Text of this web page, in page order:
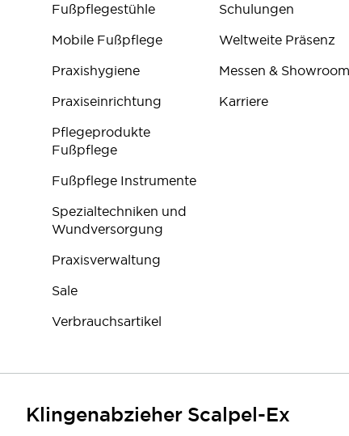
Klingenabzieher Scalpel-Ex
Fußpflegestühle
Mobile Fußpflege
Praxishygiene
Praxiseinrichtung
Pflegeprodukte
Fußpflege
Fußpflege Instrumente
Spezialtechniken und
Wundversorgung
Praxisverwaltung
Sale
Verbrauchsartikel
Schulungen
Weltweite Präsenz
Messen &
Karriere
FOLGEN SIE UNS